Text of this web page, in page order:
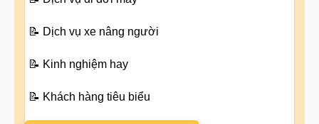
📝 Dịch vụ xe nâng người
📝 Kinh nghiệm hay
📝 Khách hàng tiêu biểu